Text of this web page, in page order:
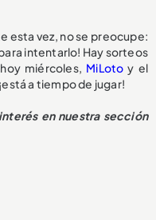
esta vez, no se preocupe:
intentarlo! Hay sorteos
miércoles, MiLoto y el
a tiempo de jugar!
en nuestra sección